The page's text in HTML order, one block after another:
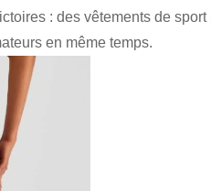
: des vêtements de
en même temps.